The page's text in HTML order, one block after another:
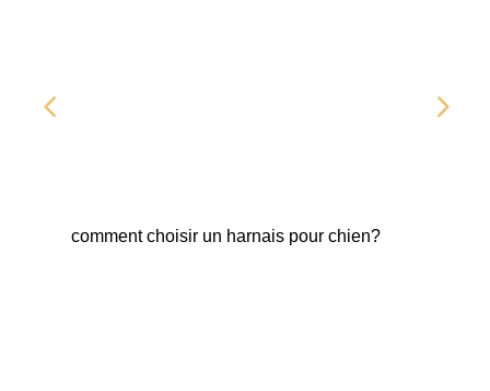
comment choisir un harnais pour chien?